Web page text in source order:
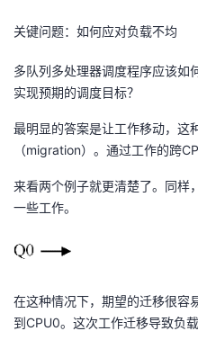
关键问题：如何应对负载不均
多队列多处理器调度程序应该如
实现预期的调度目标？
最明显的答案是让工作移动，这
（migration）。通过工作的跨
来看两个例子就更清楚了。同样
一些工作。
在这种情况下，期望的迁移很容
到CPU0。这次工作迁移导致负